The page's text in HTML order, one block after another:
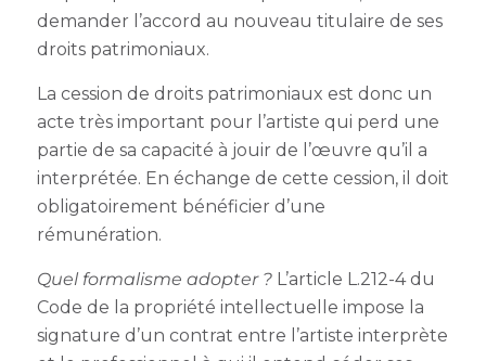
demander l’accord au nouveau titulaire de ses
droits patrimoniaux.
La cession de droits patrimoniaux est donc un
acte très important pour l’artiste qui perd une
partie de sa capacité à jouir de l’œuvre qu’il a
interprétée. En échange de cette cession, il doit
obligatoirement bénéficier d’une
rémunération.
Quel formalisme adopter ?L’article L.212-4 du
Code de la propriété intellectuelle impose la
signature d’un contrat entre l’artiste interprète